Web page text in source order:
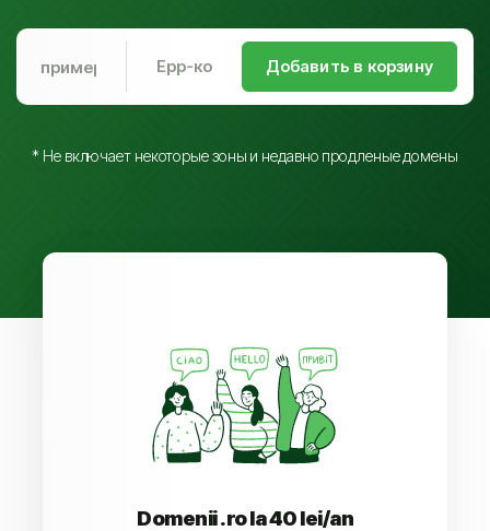
Добавить в корзину
* Не включает некоторые зоны и недавно продленые домены
Domenii .ro la 40 lei/an